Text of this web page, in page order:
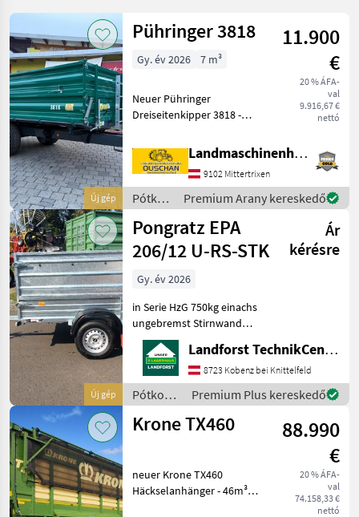
Új gép
Pühringer 3818
11.900
€
20 % ÁFA-
val
9.916,67 €
nettó
Gy. év 2026 7 m³
Neuer Pühringer
Dreiseitenkipper 3818 -
Nutzlast 6000kg -
Brückenmaße
3850x1820mm -
Pendelaufsatzwand -
Grundbordwand 500mm
mit Hebefede
Landmaschinenhandel Ouschan Anton
9102 Mittertrixen
Pótkocsik
/
Pühringer
Premium Arany kereskedő
Új gép
Pongratz EPA
206/12 U-RS-STK
Ár
kérésre
Gy. év 2026
in Serie HzG 750kg einachs
ungebremst Stirnwand
klappbar Aufsatzwände
600mm Flachplane grau
inkl. 2Stk.
Rohrabstellstützen Um
Ihnen unnötige Wartezeiten
oder Wegst
Landforst TechnikCenter Knittelfeld
8723 Kobenz bei Knittelfeld
Pótkocsik
/
Pongratz
Premium Plus kereskedő
Krone TX460
88.990
€
20 % ÁFA-
val
74.158,33 €
nettó
neuer Krone TX460
Häckselanhänger - 46m³